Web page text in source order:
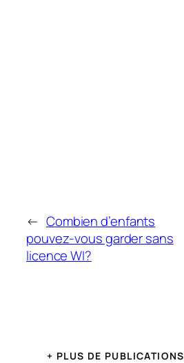
← Combien d’enfants
pouvez-vous garder sans
licence WI?
+ PLUS DE PUBLICATIONS